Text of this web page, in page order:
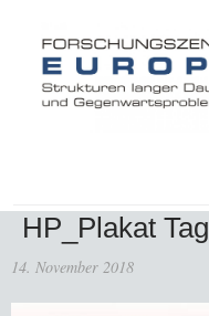
HP_Plakat
14. November 2018